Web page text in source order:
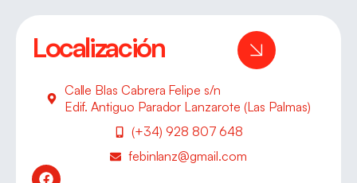
Localización
Calle Blas Cabrera Felipe s/n
Edif. Antiguo Parador Lanzarote (Las Palmas)
(+34) 928 807 648
febinlanz@gmail.com